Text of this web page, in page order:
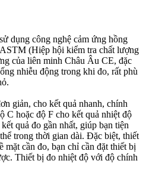
dụng công nghệ cảm ứng hồng
(Hiệp hội kiểm tra chất lượng
của liên minh Châu Âu CE, đặc
nhiễu động trong khi đo, rất phù
giản, cho kết quả nhanh, chính
C hoặc độ F cho kết quả nhiệt độ
quả đo gần nhất, giúp bạn tiện
trong thời gian dài. Đặc biệt, thiết
cần đo, bạn chỉ cần đặt thiết bị
Thiết bị đo nhiệt độ với độ chính